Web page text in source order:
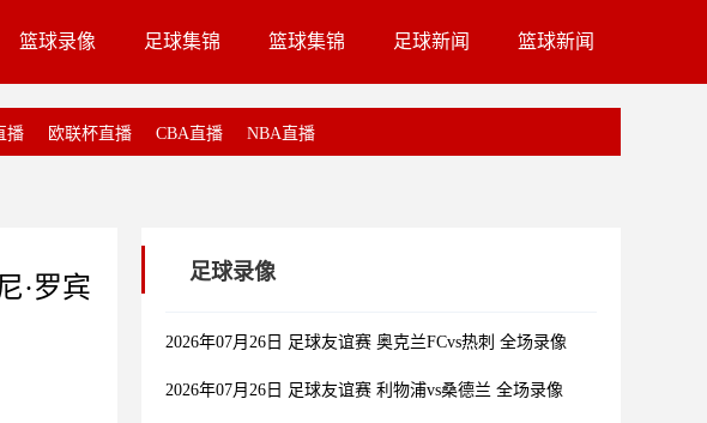
篮球录像 足球集锦 篮球集锦 足球新闻 篮球新闻
播 欧联杯直播 CBA直播 NBA直播
·罗宾
足球录像
2026年07月26日 足球友谊赛 奥克兰FCvs热刺 全场录像
2026年07月26日 足球友谊赛 利物浦vs桑德兰 全场录像